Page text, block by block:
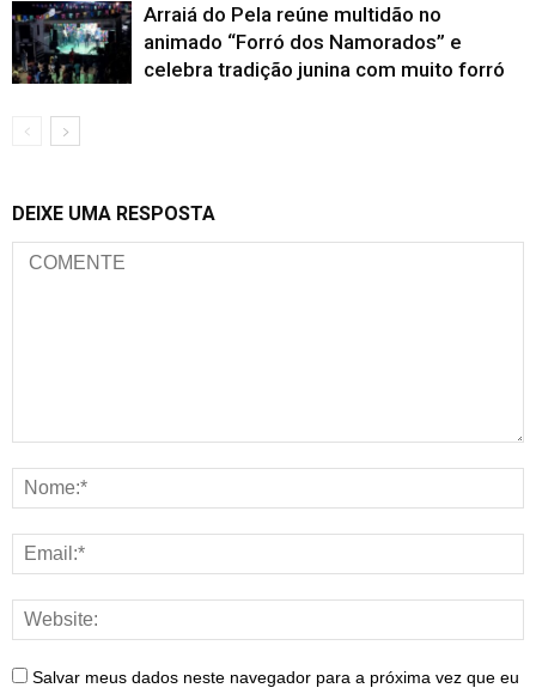
Arraiá do Pela reúne multidão no
animado “Forró dos Namorados” e
celebra tradição junina com muito forró
DEIXE UMA RESPOSTA
Salvar meus dados neste navegador para a próxima vez que eu